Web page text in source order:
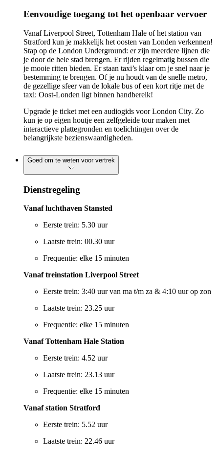
Eenvoudige toegang tot het openbaar vervoer
Vanaf Liverpool Street, Tottenham Hale of het station van
Stratford kun je makkelijk het oosten van Londen verkennen!
Stap op de London Underground: er zijn meerdere lijnen die
je door de hele stad brengen. Er rijden regelmatig bussen die
je mooie ritten bieden. Er staan taxi’s klaar om je snel naar je
bestemming te brengen. Of je nu houdt van de snelle metro,
de gezellige sfeer van de lokale bus of een kort ritje met de
taxi: Oost-Londen ligt binnen handbereik!
Upgrade je ticket met een audiogids voor London City. Zo
kun je op eigen houtje een zelfgeleide tour maken met
interactieve plattegronden en toelichtingen over de
belangrijkste bezienswaardigheden.
Goed om te weten voor vertrek
Dienstregeling
Vanaf luchthaven Stansted
Eerste trein: 5.30 uur
Laatste trein: 00.30 uur
Frequentie: elke 15 minuten
Vanaf treinstation Liverpool Street
Eerste trein: 3:40 uur van ma t/m za & 4:10 uur op zon
Laatste trein: 23.25 uur
Frequentie: elke 15 minuten
Vanaf Tottenham Hale Station
Eerste trein: 4.52 uur
Laatste trein: 23.13 uur
Frequentie: elke 15 minuten
Vanaf station Stratford
Eerste trein: 5.52 uur
Laatste trein: 22.46 uur